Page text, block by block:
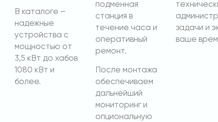
В каталоге –
надежные
устройства с
мощностью от
3,5 кВт до хабов
1080 кВт и
более.
подменная
станция в
течение часа и
оперативный
ремонт.
После монтажа
обеспечиваем
дальнейший
мониторинг и
опциональную
задачи и
ваше